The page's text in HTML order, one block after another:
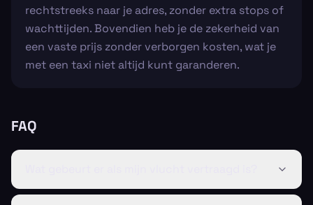
rechtstreeks naar je adres, zonder extra stops of
wachttijden. Bovendien heb je de zekerheid van
een vaste prijs zonder verborgen kosten, wat je
met een taxi niet altijd kunt garanderen.
FAQ